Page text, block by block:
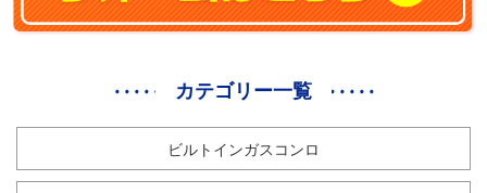
カテゴリー一覧
ビルトインガスコンロ